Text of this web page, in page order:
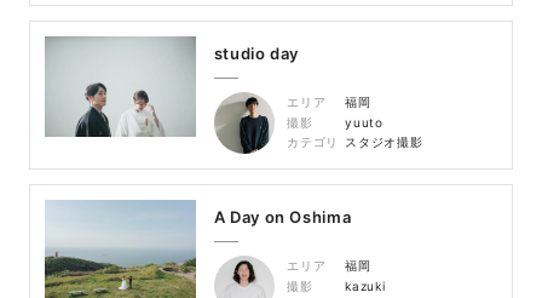
studio day
エリア
福岡
撮影
yuuto
カテゴリ
スタジオ撮影
A Day on Oshima
エリア
福岡
撮影
kazuki